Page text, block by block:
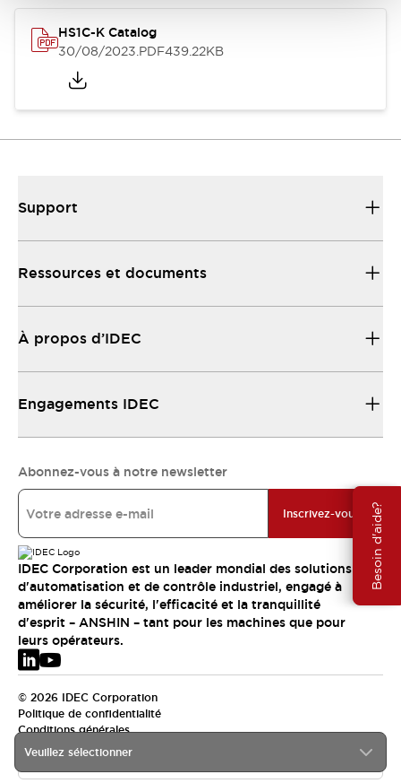
Besoin d'aide?
HS1C-K Catalog
30/08/2023.PDF439.22KB
Veuillez sélectionner
Support
Ressources et documents
À propos d’IDEC
Engagements IDEC
Abonnez-vous à notre newsletter
Inscrivez-vous
IDEC Corporation est un leader mondial des solutions
d'automatisation et de contrôle industriel, engagé à
améliorer la sécurité, l'efficacité et la tranquillité
d'esprit – ANSHIN – tant pour les machines que pour
leurs opérateurs.
© 2026 IDEC Corporation
Politique de confidentialité
Conditions générales
EMEA